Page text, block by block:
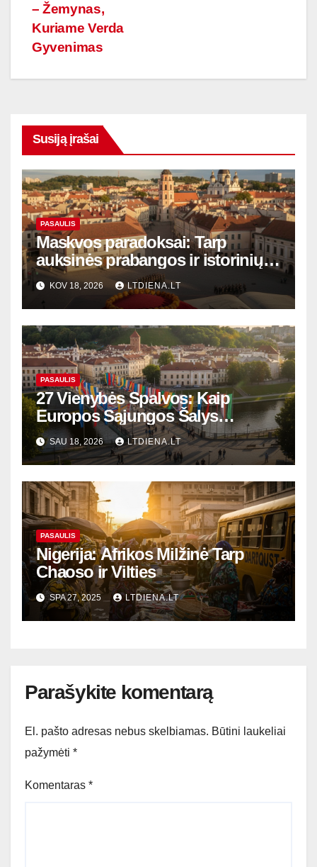
įrašų
– Žemynas,
Kuriame Verda
Gyvenimas
Susiją įrašai
PASAULIS
Maskvos paradoksai: Tarp
auksinės prabangos ir istorinių
šešėlių
KOV 18, 2026 LTDIENA.LT
PASAULIS
27 Vienybės Spalvos: Kaip
Europos Sąjungos Šalys
Formuoja Mūsų Ateitį ir
Kasdienybę
SAU 18, 2026 LTDIENA.LT
PASAULIS
Nigerija: Afrikos Milžinė Tarp
Chaoso ir Vilties
SPA 27, 2025 LTDIENA.LT
Parašykite komentarą
El. pašto adresas nebus skelbiamas. Būtini laukeliai
pažymėti *
Komentaras *